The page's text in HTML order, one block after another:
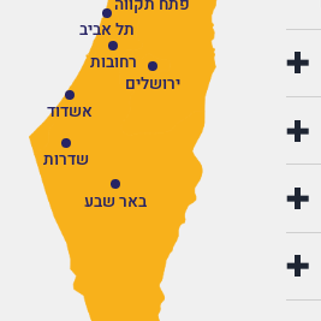
רחובות
תל אביב
ירושלים
פתח תקווה
באר שבע
אשדוד
שדרות